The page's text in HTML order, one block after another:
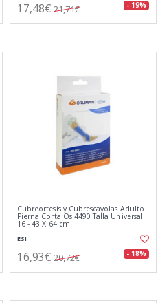
17,48€ 21,71€ - 19%
Cubreortesis y Cubrescayolas Adulto
Pierna Corta Osl4490 Talla Universal
16 - 43 X 64 cm
ESI
16,93€ 20,72€ - 18%